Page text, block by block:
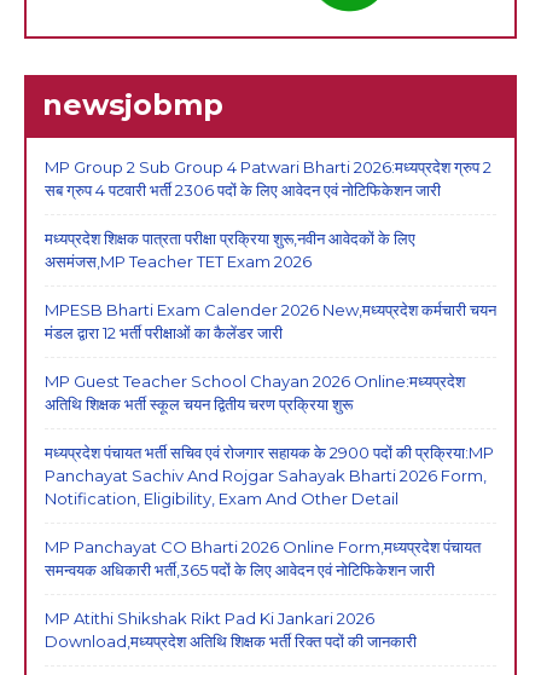
newsjobmp
MP Group 2 Sub Group 4 Patwari Bharti 2026:मध्यप्रदेश ग्रुप 2
सब ग्रुप 4 पटवारी भर्ती 2306 पदों के लिए आवेदन एवं नोटिफिकेशन जारी
मध्यप्रदेश शिक्षक पात्रता परीक्षा प्रक्रिया शुरू,नवीन आवेदकों के लिए
असमंजस,MP Teacher TET Exam 2026
MPESB Bharti Exam Calender 2026 New,मध्यप्रदेश कर्मचारी चयन
मंडल द्वारा 12 भर्ती परीक्षाओं का कैलेंडर जारी
MP Guest Teacher School Chayan 2026 Online:मध्यप्रदेश
अतिथि शिक्षक भर्ती स्कूल चयन द्वितीय चरण प्रक्रिया शुरू
मध्यप्रदेश पंचायत भर्ती सचिव एवं रोजगार सहायक के 2900 पदों की प्रक्रिया:MP
Panchayat Sachiv And Rojgar Sahayak Bharti 2026 Form,
Notification, Eligibility, Exam And Other Detail
MP Panchayat CO Bharti 2026 Online Form,मध्यप्रदेश पंचायत
समन्वयक अधिकारी भर्ती,365 पदों के लिए आवेदन एवं नोटिफिकेशन जारी
MP Atithi Shikshak Rikt Pad Ki Jankari 2026
Download,मध्यप्रदेश अतिथि शिक्षक भर्ती रिक्त पदों की जानकारी